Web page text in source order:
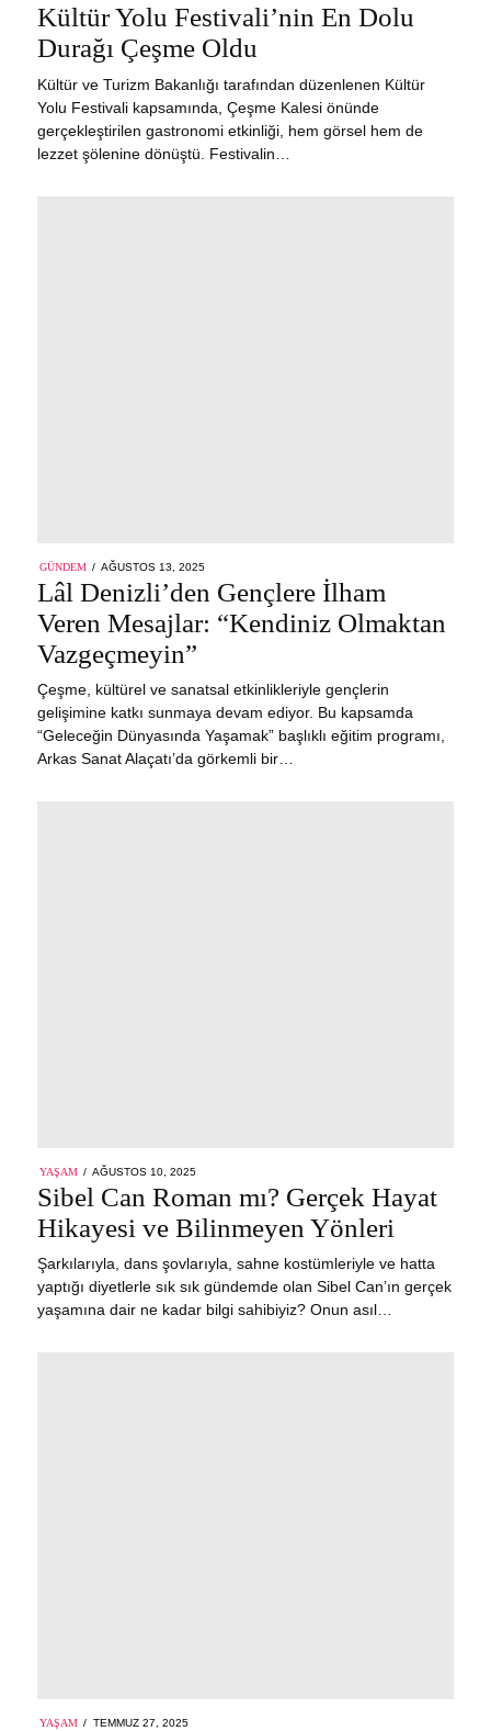
ON
Kültür Yolu Festivali’nin En Dolu
Durağı Çeşme Oldu
Kültür ve Turizm Bakanlığı tarafından düzenlenen Kültür
Yolu Festivali kapsamında, Çeşme Kalesi önünde
gerçekleştirilen gastronomi etkinliği, hem görsel hem de
lezzet şölenine dönüştü. Festivalin…
GÜNDEM
POSTED
AĞUSTOS 13, 2025
13,
2025
Lâl Denizli’den Gençlere İlham
Veren Mesajlar: “Kendiniz Olmaktan
Vazgeçmeyin”
Çeşme, kültürel ve sanatsal etkinlikleriyle gençlerin
gelişimine katkı sunmaya devam ediyor. Bu kapsamda
“Geleceğin Dünyasında Yaşamak” başlıklı eğitim programı,
Arkas Sanat Alaçatı’da görkemli bir…
YAŞAM
POSTED
ON
AĞUSTOS 10, 2025
Sibel Can Roman mı? Gerçek Hayat
Hikayesi ve Bilinmeyen Yönleri
Şarkılarıyla, dans şovlarıyla, sahne kostümleriyle ve hatta
yaptığı diyetlerle sık sık gündemde olan Sibel Can’ın gerçek
yaşamına dair ne kadar bilgi sahibiyiz? Onun asıl…
YAŞAM POSTED
TEMMUZ 27, 2025